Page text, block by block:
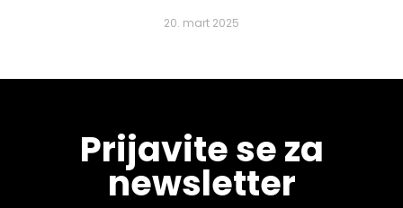
20. mart 2025
Prijavite se za
newsletter